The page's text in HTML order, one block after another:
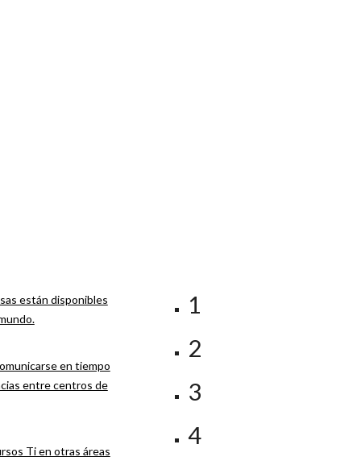
están disponibles
en tiempo
entre centros de
Ti en otras áreas
1
2
3
4